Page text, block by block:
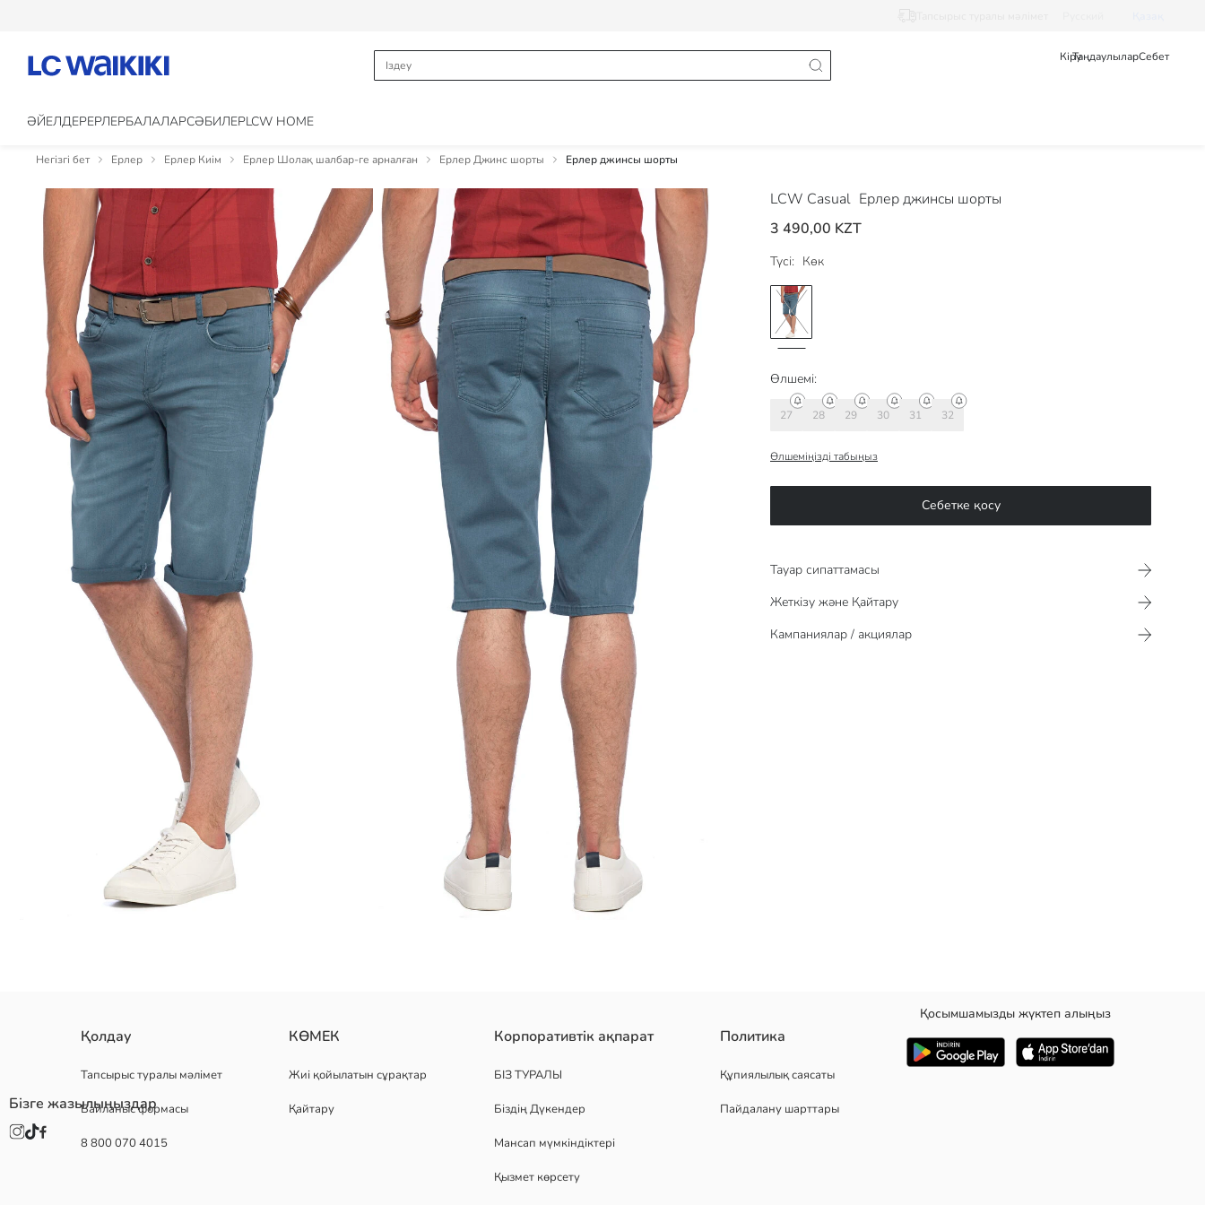
КіруТаңдаулыларСебет
ӘЙЕЛДЕРЕРЛЕРБАЛАЛАРCӘБИЛЕРLCW HOME
Негізгі бет Ерлер Ерлер Киім Ерлер Шолақ шалбар-ге арналған Ерлер Джинс шорты Ерлер джинсы шорты
LCW Casual Ерлер джинсы шорты
3 490,00 KZT
Түсі: Көк
Өлшемі:
27 28 29 30 31 32
Өлшеміңізді табыңыз
Себетке қосу
Тауар сипаттамасы​​​​​
Жеткізу және Қайтару
Кампаниялар / акциялар
Негізгі Мата Бермуда Шолақ Шалбары:
Сатушы:
Бренд:
Қолдау
Тапсырыс туралы мәлімет
Байланыс формасы
8 800 070 4015
КӨМЕК
Жиі қойылатын сұрақтар
Қайтару
Корпоративтік ақпарат
БІЗ ТУРАЛЫ
Біздің Дүкендер
Мансап мүмкіндіктері
Қызмет көрсету
Политика
Құпиялылық саясаты
Пайдалану шарттары
Қосымшамызды жүктеп алыңыз
Бізге жазылыңыздар